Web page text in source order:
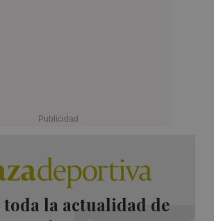
toda la actualidad de